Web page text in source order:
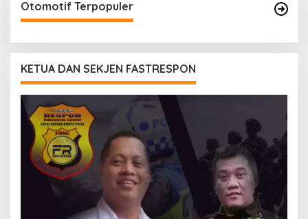
Otomotif Terpopuler
KETUA DAN SEKJEN FASTRESPON